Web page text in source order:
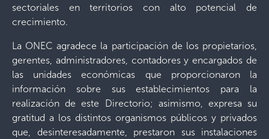
sectoriales en territorios con alto potencial de
crecimiento.
La ONEC agradece la participación de los propietarios,
gerentes, administradores, contadores y encargados de
las unidades económicas que proporcionaron la
información sobre sus establecimientos para la
realización de este Directorio; asimismo, expresa su
gratitud a los distintos organismos públicos y privados
que, desinteresadamente, prestaron sus instalaciones